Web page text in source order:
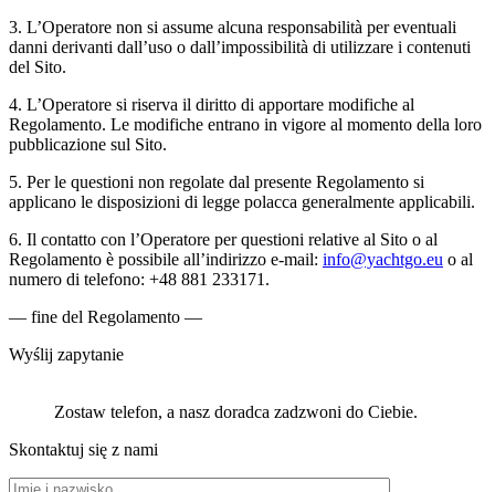
3. L’Operatore non si assume alcuna responsabilità per eventuali
danni derivanti dall’uso o dall’impossibilità di utilizzare i contenuti
del Sito.
4. L’Operatore si riserva il diritto di apportare modifiche al
Regolamento. Le modifiche entrano in vigore al momento della loro
pubblicazione sul Sito.
5. Per le questioni non regolate dal presente Regolamento si
applicano le disposizioni di legge polacca generalmente applicabili.
6. Il contatto con l’Operatore per questioni relative al Sito o al
Regolamento è possibile all’indirizzo e-mail: info@yachtgo.eu o al
numero di telefono: +48 881 233171.
— fine del Regolamento —
Wyślij zapytanie
Zostaw telefon, a nasz doradca zadzwoni do Ciebie.
Skontaktuj się z nami